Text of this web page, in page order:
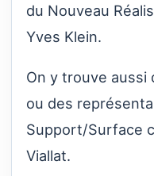
du Nouveau
Yves Klein.
On y trouve aussi
ou des
Support/Surface
Viallat.